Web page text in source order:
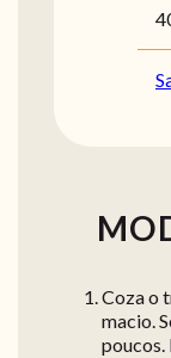
Coza o
macio.
poucos.